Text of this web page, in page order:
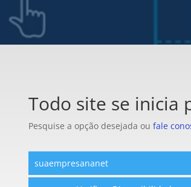
Todo site se inicia
Pesquise a opção desejada ou fale